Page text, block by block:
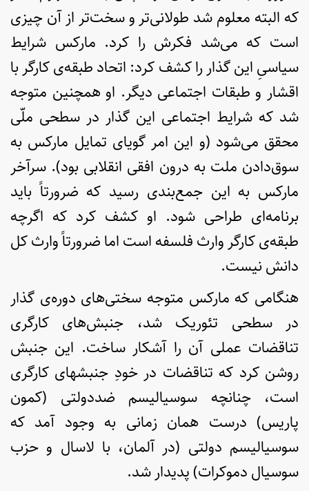
که البته معلوم شد طولانی‌تر و سخت‌تر از آن چیزی
ا­ست که می‌شد فکرش را کرد. مارکس شرایط
سیاسیِ این گذار را کشف کرد: اتحاد طبقه‌ی کارگر با
اقشار و طبقات اجتماعی دیگر. او همچنین متوجه
شد که شرایط اجتماعی این گذار در سطحی ملّی
محقق می‌شود (و این امر گویای تمایل مارکس به
سوق‌دادن ملت به درون افقی انقلابی بود). سرآخر
مارکس به این جمع‌بندی رسید که ضرورتاً باید
برنامه‌ای طراحی شود. او کشف کرد که اگرچه
طبقه‌ی کارگر وارث فلسفه­ است اما ضرورتاً وارث کل
دانش نیست.
هنگامی که مارکس متوجه سختی‌های دوره‌ی گذار
در سطحی تئوریک شد، جنبش‌های کارگری
تناقضات عملی آن را آشکار ساخت. این جنبش
روشن کرد که تناقضات در خودِ جنبش­های کارگری
است، چنانچه سوسیالیسم ضددولتی (کمون
پاریس) درست همان زمانی به وجود آمد که
سوسیالیسم دولتی (در آلمان، با لاسال و حزب
سوسیال دموکرات) پدیدار شد.